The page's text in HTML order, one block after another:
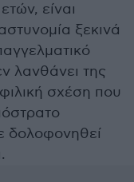
είναι
ξεκινά
λανθάνει της
σχέση που
δολοφονηθεί